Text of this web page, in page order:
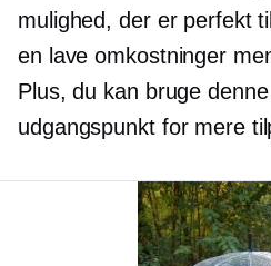
mulighed, der er perfekt
en lave omkostninger
Plus, du kan bruge
udgangspunkt for mere